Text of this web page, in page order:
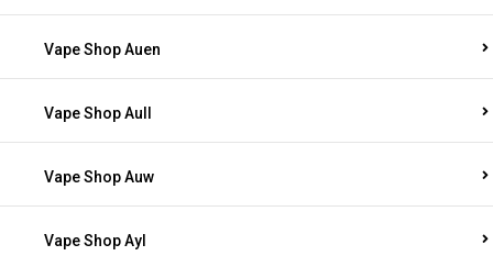
Vape Shop Auen
Vape Shop Aull
Vape Shop Auw
Vape Shop Ayl